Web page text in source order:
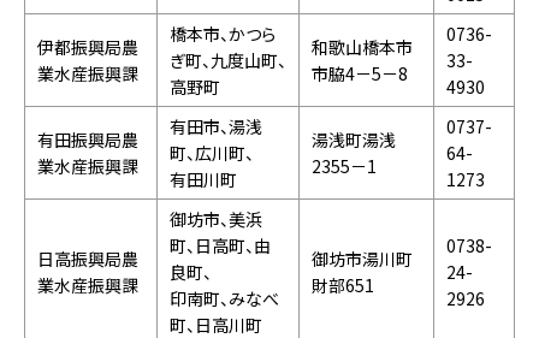
伊都振興局農
業水産振興課
橋本市、かつら
ぎ町、九度山町、
高野町
和歌山橋本市
市脇4－5－8
0736-
33-
4930
有田振興局農
業水産振興課
有田市、湯浅
町、広川町、
有田川町
湯浅町湯浅
2355－1
0737-
64-
1273
日高振興局農
業水産振興課
御坊市、美浜
町、日高町、由
良町、
印南町、みなべ
町、日高川町
御坊市湯川町
財部651
0738-
24-
2926